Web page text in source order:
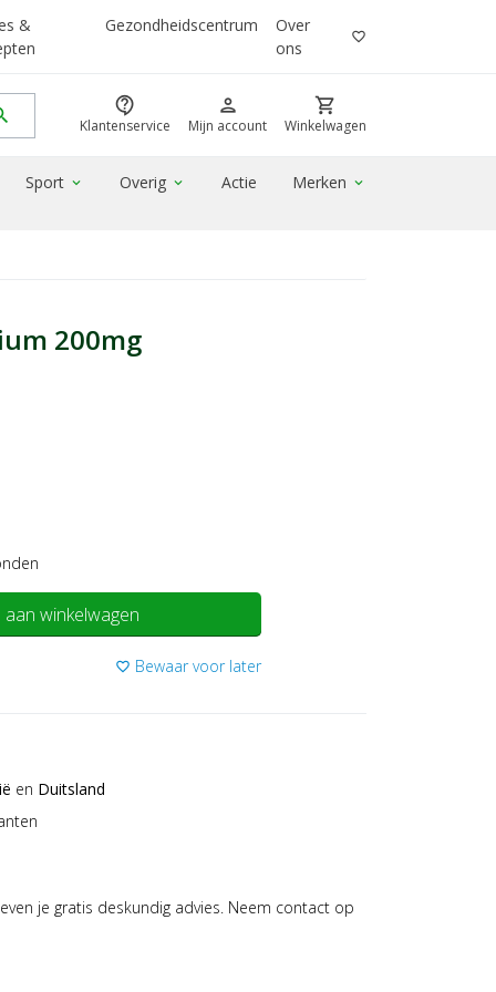
&
Gezondheidscentrum
Over
ons
favorite_border
contact_support
Klantenservice
person
Mijn account
shopping_cart
Winkelwagen
Sport expand_more Overig expand_more Actie Merken expand_more
200mg
winkelwagen
favorite_border Bewaar voor later
en Duitsland
je gratis deskundig advies. Neem contact op